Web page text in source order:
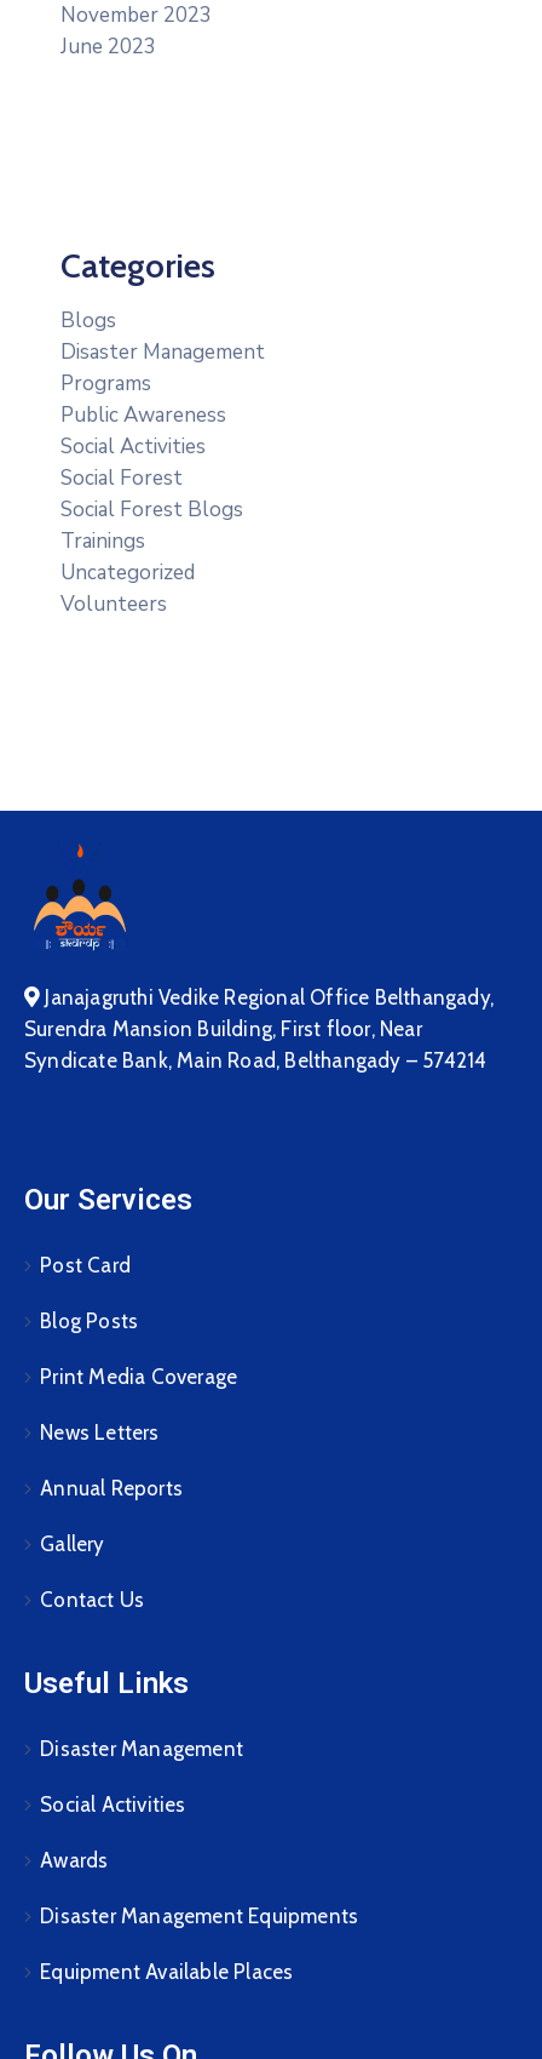
November 2023
June 2023
Categories
Blogs
Disaster Management
Programs
Public Awareness
Social Activities
Social Forest
Social Forest Blogs
Trainings
Uncategorized
Volunteers
Janajagruthi Vedike Regional Office Belthangady,
Surendra Mansion Building, First floor, Near
Syndicate Bank, Main Road, Belthangady – 574214
Our Services
Post Card
Blog Posts
Print Media Coverage
News Letters
Annual Reports
Gallery
Contact Us
Useful Links
Disaster Management
Social Activities
Awards
Disaster Management Equipments
Equipment Available Places